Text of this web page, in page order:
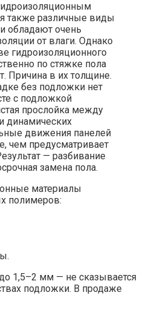
также различные виды
обладают очень
от влаги. Однако
гидроизоляционного
по стяжке пола
Причина в их толщине.
без подложки нет
с подложкой
прослойка между
динамических
движения панелей
чем предусматривает
— разбивание
замена пола.
материалы
полимеров:
1,5–2 мм — не сказывается
подложки. В продаже